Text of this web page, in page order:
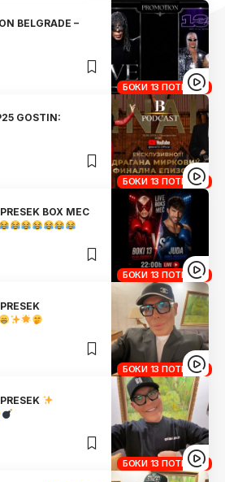
БОКИ 13 ПОТКАСТ
BELGRADE –
БОКИ 13 ПОТКАСТ
GOSTIN:
БОКИ 13 ПОТКАСТ
BOX MEC
БОКИ 13 ПОТКАСТ
БОКИ 13 ПОТКАСТ